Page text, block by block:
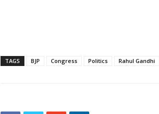
TAGS BJP Congress Politics Rahul Gandhi